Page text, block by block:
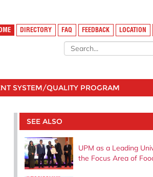
DIRECTORY FAQ FEEDBACK LOCATION
SYSTEM/QUALITY PROGRAM
SEE ALSO
UPM as a Leading
the Focus Area of